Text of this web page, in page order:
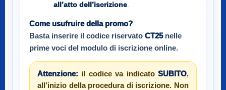
all’atto dell’iscrizione
Come usufruire della promo?
Basta inserire il codice riservato CT25nelle
prime voci del modulo di iscrizione online.
Attenzione: il codice va indicato SUBITO,
all’inizio della procedura di iscrizione. Non